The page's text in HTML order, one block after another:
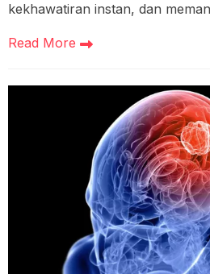
kekhawatiran instan, dan
Read More